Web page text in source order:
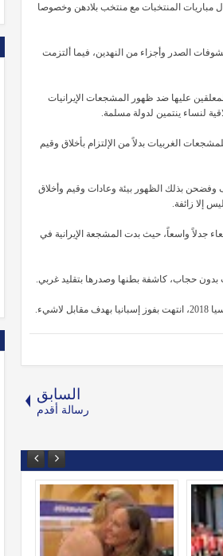
مباريات المنتخبات مع منتخب بلادهن وخصوصا
الصدر وأجزاء من النهدين، فيما ألتزمت
عليها ضد ظهور المشجعات الإيرانيات
لنساء ينتمين لدولة مسلمة.
الغربيات بدلاً من الإلتزام بأخلاق وقيم
وفضحن بذلك الظهور بيئة وعادات وقيم وأخلاق
إلا زائفة.
جدلاً واسعاً، حيث بدت المشجعة الإيرانية في
حجاب، كاشفة بطنها وصدرها بتقليد غربي.
السابق
رسالة أقدم